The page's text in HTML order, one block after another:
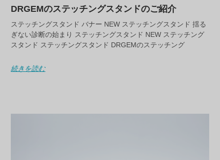
DRGEMのステッチングスタンドのご紹介
ステッチングスタンド バナー NEW ステッチングスタンド 揺る
ぎない診断の始まり ステッチングスタンド NEW ステッチング
スタンド ステッチングスタンド DRGEMのステッチング
続きを読む